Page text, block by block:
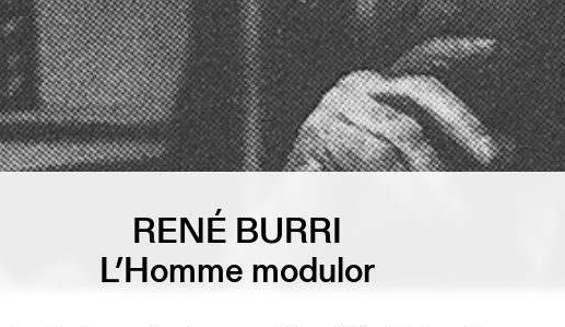
RENÉ BURRI
L’Homme modulor